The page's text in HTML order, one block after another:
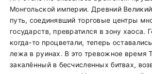
Монгольской империи. Древний
путь, соединявший торговые центры
государств, превратился в зону хаоса.
когда-то процветали, теперь
лежа в руинах. В это тревожное время
закалённый в бесчисленных битвах,